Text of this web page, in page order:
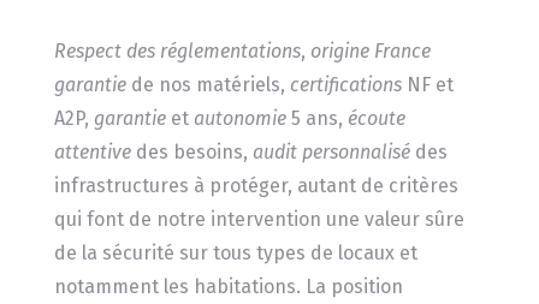
Respect des réglementations, origine France
garantiede nos matériels, certificationsNF et
A2P, garantieet autonomie5 ans, écoute
attentivedes besoins, audit personnalisédes
infrastructures à protéger, autant de critères
qui font de notre intervention une valeur sûre
de la sécurité sur tous types de locaux et
notamment les habitations. La position